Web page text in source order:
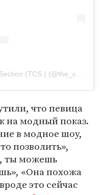
что певица
на модный показ.
в модное шоу,
позволить»,
ты можешь
«Она похожа
это сейчас